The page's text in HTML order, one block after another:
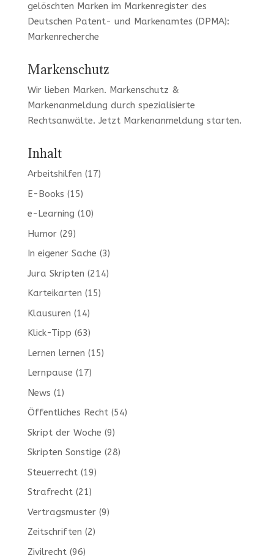
gelöschten Marken im Markenregister des
Deutschen Patent- und Markenamtes (DPMA):
Markenrecherche
Markenschutz
Wir lieben Marken. Markenschutz &
Markenanmeldung durch spezialisierte
Rechtsanwälte. Jetzt Markenanmeldung starten.
Inhalt
Arbeitshilfen (17)
E-Books (15)
e-Learning (10)
Humor(29)
In eigener Sache (3)
Jura Skripten (214)
Karteikarten (15)
Klausuren (14)
Klick-Tipp (63)
Lernen lernen (15)
Lernpause (17)
News (1)
Öffentliches Recht(54)
Skript der Woche (9)
Skripten Sonstige (28)
Steuerrecht(19)
Strafrecht(21)
Vertragsmuster(9)
Zeitschriften (2)
Zivilrecht(96)